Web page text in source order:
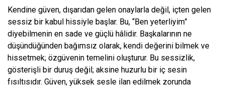
Kendine güven, dışarıdan gelen onaylarla değil, içten gelen
sessiz bir kabul hissiyle başlar. Bu, “Ben yeterliyim”
diyebilmenin en sade ve güçlü hâlidir. Başkalarının ne
düşündüğünden bağımsız olarak, kendi değerini bilmek ve
hissetmek; özgüvenin temelini oluşturur. Bu sessizlik,
gösterişli bir duruş değil; aksine huzurlu bir iç sesin
fısıltısıdır. Güven, yüksek sesle ilan edilmek zorunda